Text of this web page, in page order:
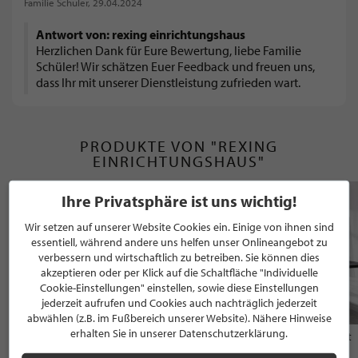
Antwort von: rexing einrichtungshaus
Herzlichen Dank für Eure Bewertung, liebe Familie
Schüler! Wir schätzen Euer Feedback und freuen uns,
dass Ihr mit unserer Dienstleistung zufrieden wart.
PRODUKTE VON "REXING
EINRICHTUNGSHAUS"
Asco Mono rustical Esstisch
4.713,00 €
Asco T-Table rustical Esstisch mit
Zentralfuß symmetrisch
Ihre Privatsphäre ist uns wichtig!
Wir setzen auf unserer Website Cookies ein. Einige von ihnen sind
essentiell, während andere uns helfen unser Onlineangebot zu
verbessern und wirtschaftlich zu betreiben. Sie können dies
akzeptieren oder per Klick auf die Schaltfläche "Individuelle
Cookie-Einstellungen" einstellen, sowie diese Einstellungen
jederzeit aufrufen und Cookies auch nachträglich jederzeit
abwählen (z.B. im Fußbereich unserer Website). Nähere Hinweise
erhalten Sie in unserer Datenschutzerklärung.